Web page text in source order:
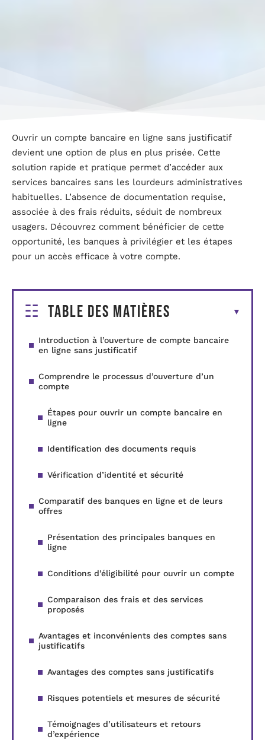
Ouvrir un compte bancaire en ligne sans justificatif
devient une option de plus en plus prisée. Cette
solution rapide et pratique permet d’accéder aux
services bancaires sans les lourdeurs administratives
habituelles. L’absence de documentation requise,
associée à des frais réduits, séduit de nombreux
usagers. Découvrez comment bénéficier de cette
opportunité, les banques à privilégier et les étapes
pour un accès efficace à votre compte.
Table des matières
Introduction à l’ouverture de compte bancaire
en ligne sans justificatif
Comprendre le processus d’ouverture d’un
compte
Étapes pour ouvrir un compte bancaire en
ligne
Identification des documents requis
Vérification d’identité et sécurité
Comparatif des banques en ligne et de leurs
offres
Présentation des principales banques en
ligne
Conditions d’éligibilité pour ouvrir un compte
Comparaison des frais et des services
proposés
Avantages et inconvénients des comptes sans
justificatifs
Avantages des comptes sans justificatifs
Risques potentiels et mesures de sécurité
Témoignages d’utilisateurs et retours
d’expérience